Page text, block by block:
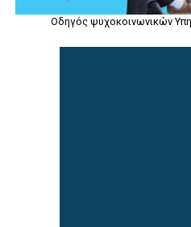
Οδηγός ψυχοκοινωνικών